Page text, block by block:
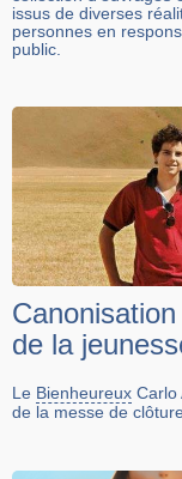
issus de diverses
personnes en
public.
de la
Le Bienheureux Carlo
de la messe de